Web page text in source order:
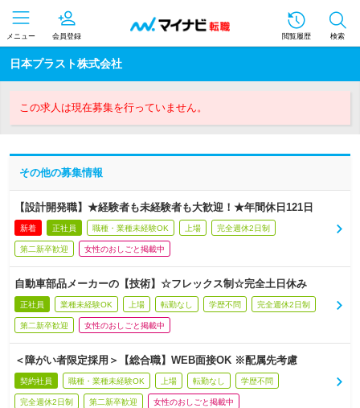
メニュー 会員登録 閲覧履歴 検索
日本プラスト株式会社
この求人は現在募集を行っていません。
その他の募集情報
【設計開発職】★経験者も未経験者も大歓迎！★年間休日121日
新着 正社員 職種・業種未経験OK 上場 完全週休2日制
第二新卒歓迎 女性のおしごと掲載中
自動車部品メーカーの【技術】☆フレックス制☆完全土日休み
正社員 業種未経験OK 上場 転勤なし 学歴不問 完全週休2日制
第二新卒歓迎 女性のおしごと掲載中
＜障がい者限定採用＞【総合職】WEB面接OK ※配属先考慮
契約社員 職種・業種未経験OK 上場 転勤なし 学歴不問
完全週休2日制 第二新卒歓迎 女性のおしごと掲載中